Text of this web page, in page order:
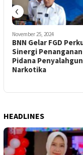
November 25, 2024
BNN Gelar FGD
Sinergi
Pidana
Narkotika
‹
HEADLINES